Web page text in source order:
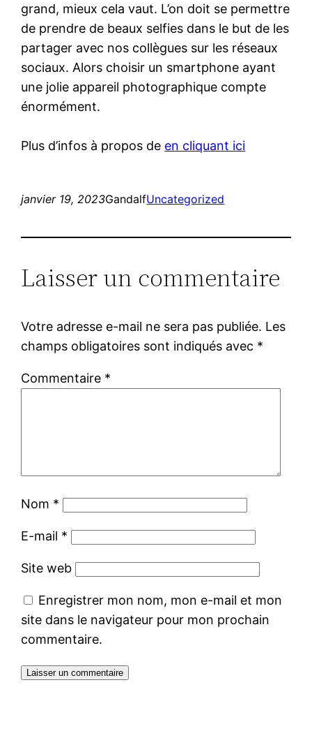
grand, mieux cela vaut. L’on doit se permettre
de prendre de beaux selfies dans le but de les
partager avec nos collègues sur les réseaux
sociaux. Alors choisir un smartphone ayant
une jolie appareil photographique compte
énormément.
Plus d’infos à propos de en cliquant ici
janvier 19, 2023GandalfUncategorized
Laisser un commentaire
Votre adresse e-mail ne sera pas publiée. Les
champs obligatoires sont indiqués avec *
Commentaire *
Nom *
E-mail *
Site web
Enregistrer mon nom, mon e-mail et mon
site dans le navigateur pour mon prochain
commentaire.